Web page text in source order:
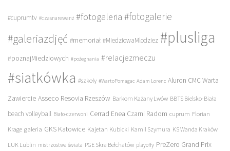
#cuprumtv #czasnarewanż #fotogaleria #fotogalerie
#galeriazdjęć #memoriał #MiedziowaMlodziez #plusliga
#poznajMiedziowych #pożegnania #relacjezmeczu
#siatkówka #szkoły #WartoPomagac Adam Lorenc Aluron CMC Warta
Zawiercie Asseco Resovia Rzeszów Barkom Każany Lwów BBTS Bielsko-Biała
beach volleyball Biało-czerwoni Cerrad Enea Czarni Radom cuprum Florian
Krage galeria GKS Katowice Kajetan Kubicki Kamil Szymura KS Wanda Kraków
LUK Lublin mistrzostwa świata PGE Skra Bełchatów playoffy PreZero Grand Prix